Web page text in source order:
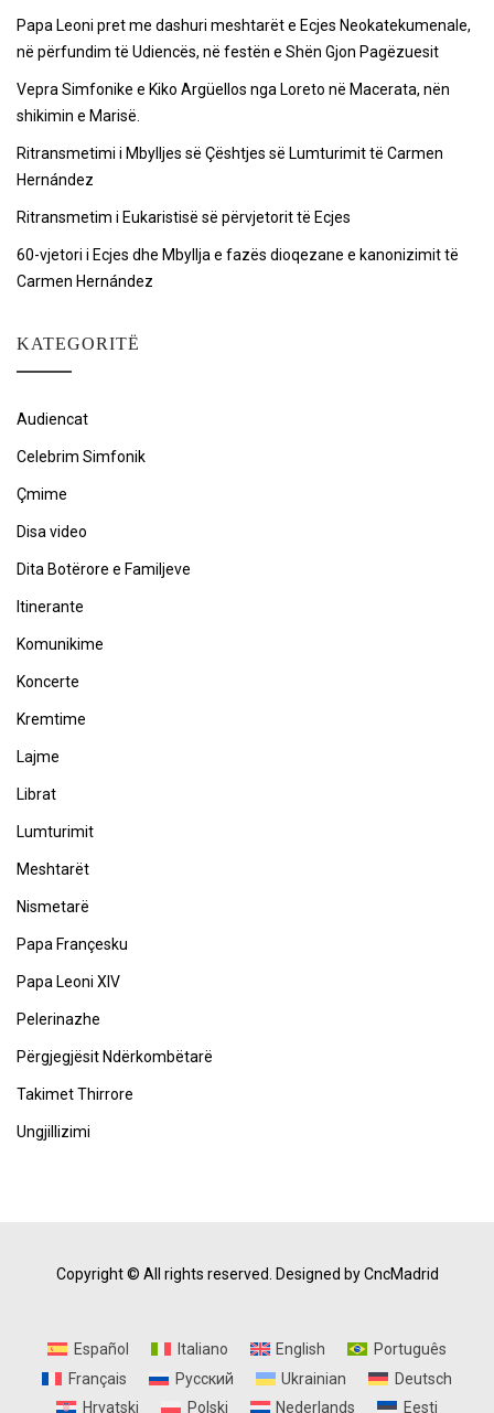
Papa Leoni pret me dashuri meshtarët e Ecjes Neokatekumenale,
në përfundim të Udiencës, në festën e Shën Gjon Pagëzuesit
Vepra Simfonike e Kiko Argüellos nga Loreto në Macerata, nën
shikimin e Marisë.
Ritransmetimi i Mbylljes së Çështjes së Lumturimit të Carmen
Hernández
Ritransmetim i Eukaristisë së përvjetorit të Ecjes
60-vjetori i Ecjes dhe Mbyllja e fazës dioqezane e kanonizimit të
Carmen Hernández
KATEGORITË
Audiencat
Celebrim Simfonik
Çmime
Disa video
Dita Botërore e Familjeve
Itinerante
Komunikime
Koncerte
Kremtime
Lajme
Librat
Lumturimit
Meshtarët
Nismetarë
Papa Françesku
Papa Leoni XIV
Pelerinazhe
Përgjegjësit Ndërkombëtarë
Takimet Thirrore
Ungjillizimi
Copyright © All rights reserved. Designed by CncMadrid
Español Italiano English
Português
Français
Русский Ukrainian
Deutsch
Hrvatski
Polski Nederlands Eesti